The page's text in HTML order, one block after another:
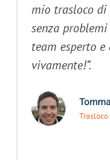
mio trasloco di
senza
team esperto
vivamente!”.
Trasloco